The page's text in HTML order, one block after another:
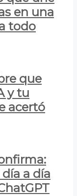
en una
todo
que
y tu
acertó
a día